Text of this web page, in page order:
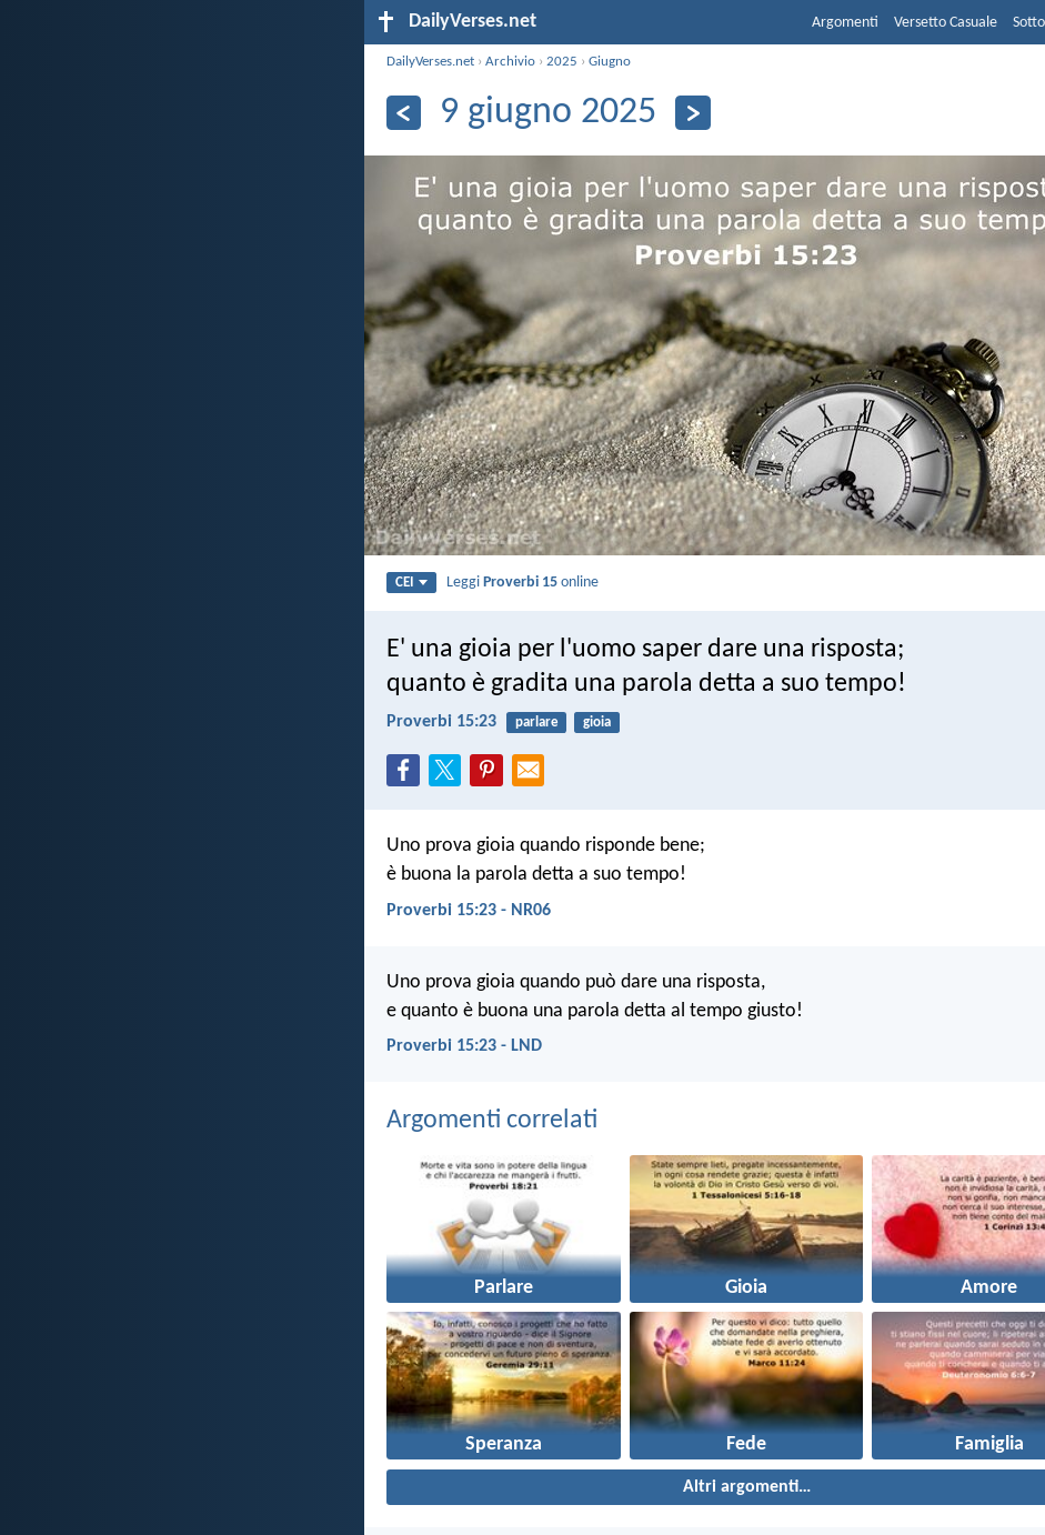
DailyVerses.net Argomenti Versetto Casuale
DailyVerses.net ›Archivio ›2025 ›Giugno
9 giugno 2025
CEI LeggiProverbi 15 online
E' una gioia per l'uomo saper dare una risposta;
quanto è gradita una parola detta a suo tempo!
Proverbi 15:23 parlare gioia
Uno prova gioia quando risponde bene;
è buona la parola detta a suo tempo!
Proverbi 15:23 - NR06
Uno prova gioia quando può dare una risposta,
e quanto è buona una parola detta al tempo giusto!
Proverbi 15:23 - LND
Argomenti correlati
Parlare Gioia Amore
Speranza Fede Famiglia
Altri argomenti…